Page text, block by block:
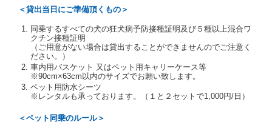
９条別記様式第１４の書式の運転免許証をいいま
す。
当社は、貸渡契約の締結にあたり、借受人及び運転者
に対し、運転免許証のほかに本人確認ができる書類の
提示を求め、及び提出された書類の写しをとることが
あります。
当社は、貸渡契約の締結にあたり、借受期間中に借受
人及び運転者と連絡するための携帯電話番号等の告知
を求めます。
レジットカード若しくは現金による支払いを求め、又
＜貸出当日にご準備頂くもの＞
同乗するすべての犬の狂犬病予防接種証明及び５種以上混合ワ
クチン接種証明
（ご用意がない場合は貸出することができませんのでご注意く
ださい。）
車内用バスケット 又はペット用キャリーケース等
※90cm×63cm以内のサイズでお願い致します。
ペット用防水シーツ
※レンタルも承っております。（１と２セットで1,000円/日）
＜ペット同乗のルール＞